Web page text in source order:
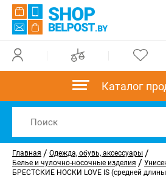
Каталог
Главная / Одежда, обувь, аксессуары /
Белье и чулочно-носочные изделия /
БРЕСТСКИЕ НОСКИ LOVE IS (средней